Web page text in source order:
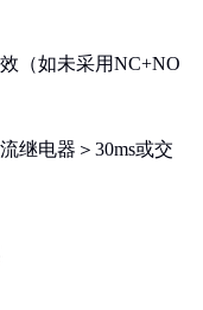
（如未采用NC+NO
继电器＞30ms或交